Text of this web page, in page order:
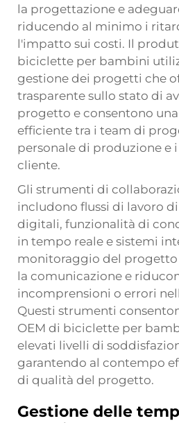
la progettazione e
riducendo al minimo i
l'impatto sui costi. Il
biciclette per bambini
gestione dei progetti che
trasparente sullo stato di
progetto e consentono
efficiente tra i team di
personale di produzione e
cliente.
Gli strumenti di
includono flussi di lavoro
digitali, funzionalità di
in tempo reale e sistemi
monitoraggio del progetto
la comunicazione e
incomprensioni o errori
Questi strumenti
OEM di biciclette per
elevati livelli di
garantendo al contempo
di qualità del progetto.
Gestione delle